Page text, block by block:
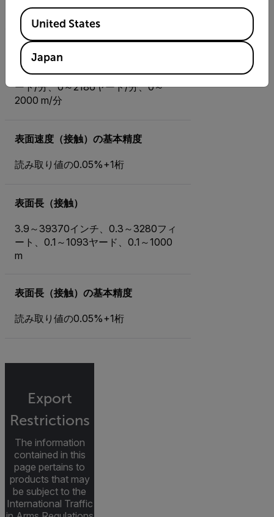
10,000 rpm）
表面速度（接触）
0～78,720インチ/分、0～6560フィ
ート/分、0～2186ヤード/分、0～
2000 m/分
表面速度（接触）の基本精度
読み取り値の0.05%+1桁
表面長（接触）
3.9～39370インチ、0.3～3280フィ
ート、0.1～1093ヤード、0.1～1000
m
表面長（接触）の基本精度
読み取り値の0.05%+1桁
Export
Restrictions
The information
contained in this
page pertains to
products that may
be subject to the
International Traffic
Available Locations
United States
Japan